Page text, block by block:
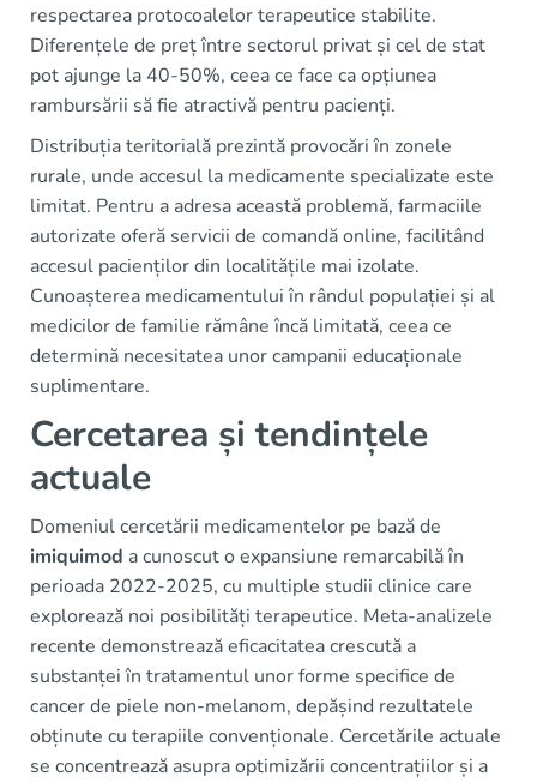
respectarea protocoalelor terapeutice stabilite.
Diferențele de preț între sectorul privat și cel de stat
pot ajunge la 40-50%, ceea ce face ca opțiunea
rambursării să fie atractivă pentru pacienți.
Distribuția teritorială prezintă provocări în zonele
rurale, unde accesul la medicamente specializate este
limitat. Pentru a adresa această problemă, farmaciile
autorizate oferă servicii de comandă online, facilitând
accesul pacienților din localitățile mai izolate.
Cunoașterea medicamentului în rândul populației și al
medicilor de familie rămâne încă limitată, ceea ce
determină necesitatea unor campanii educaționale
suplimentare.
Cercetarea și tendințele
actuale
Domeniul cercetării medicamentelor pe bază de
imiquimod a cunoscut o expansiune remarcabilă în
perioada 2022-2025, cu multiple studii clinice care
explorează noi posibilități terapeutice. Meta-analizele
recente demonstrează eficacitatea crescută a
substanței în tratamentul unor forme specifice de
cancer de piele non-melanom, depășind rezultatele
obținute cu terapiile convenționale. Cercetările actuale
se concentrează asupra optimizării concentrațiilor și a